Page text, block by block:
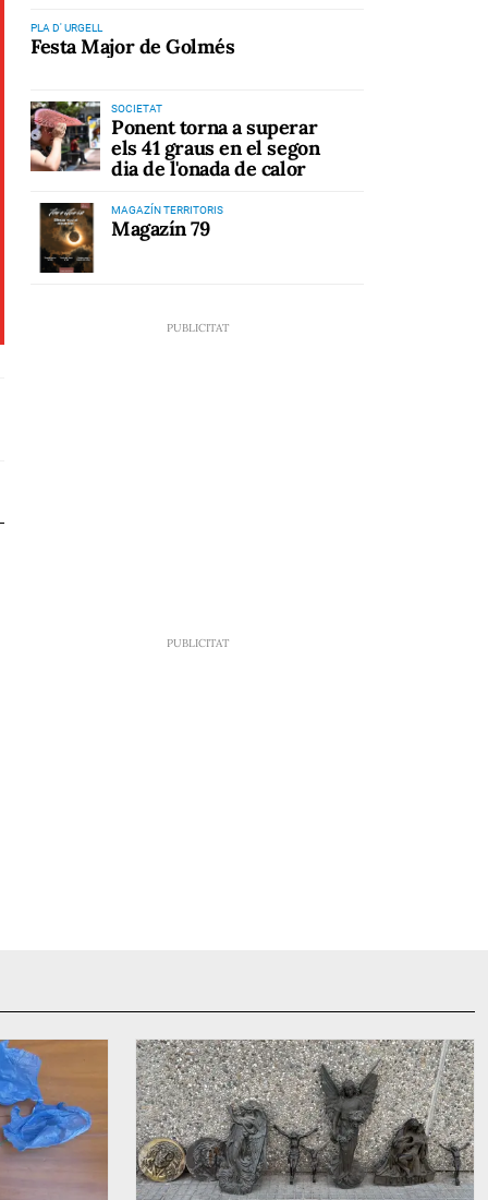
PLA D' URGELL
Festa Major de Golmés
SOCIETAT
Ponent torna a superar
els 41 graus en el segon
dia de l'onada de calor
MAGAZÍN TERRITORIS
Magazín 79